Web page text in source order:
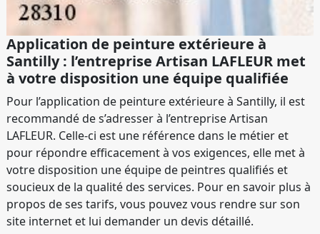
Application de peinture extérieure à
Santilly : l’entreprise Artisan LAFLEUR met
à votre disposition une équipe qualifiée
Pour l’application de peinture extérieure à Santilly, il est
recommandé de s’adresser à l’entreprise Artisan
LAFLEUR. Celle-ci est une référence dans le métier et
pour répondre efficacement à vos exigences, elle met à
votre disposition une équipe de peintres qualifiés et
soucieux de la qualité des services. Pour en savoir plus à
propos de ses tarifs, vous pouvez vous rendre sur son
site internet et lui demander un devis détaillé.